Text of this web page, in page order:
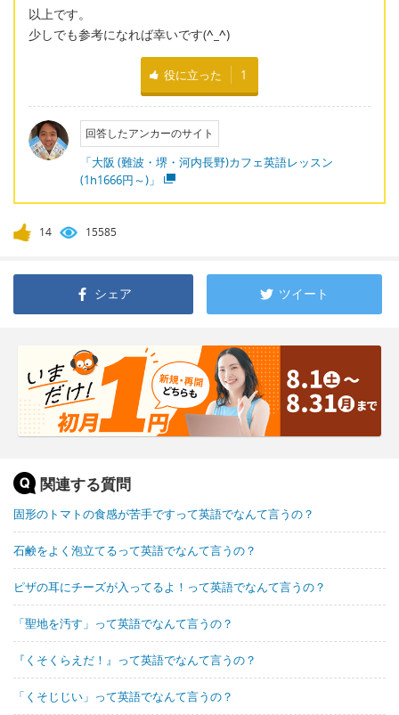
以上です。
少しでも参考になれば幸いです(^_^)
役に立った 1
回答したアンカーのサイト
「大阪 (難波・堺・河内長野)カフェ英語レッスン
(1h1666円～)」
14 15585
シェア ツイート
関連する質問
固形のトマトの食感が苦手ですって英語でなんて言うの？
石鹸をよく泡立てるって英語でなんて言うの？
ピザの耳にチーズが入ってるよ！って英語でなんて言うの？
「聖地を汚す」って英語でなんて言うの？
『くそくらえだ！』って英語でなんて言うの？
「くそじじい」って英語でなんて言うの？